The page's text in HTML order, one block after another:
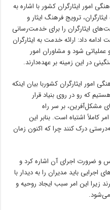
امور ایثارگران کشور با اشاره به
ترویج فرهنگ ایثار و
ایثارگران را برای خدمت‌رسانی
داد: ارائه خدمت به ایثارگران
عملیاتی شود و مشاوران امور
در این زمینه بر عهده‌دارند.
امور ایثارگران کشوربا بیان اینکه
که رو در روی بنیاد قرار
مشکل‌آفرین، بر سر راه
کاملاً اشتباه است. بنابر این
درک کنند چرا که اکنون زمان
ضرورت اجرای آن اشاره کرد و
اجرایی باید مدیران را به دیدار با
زیرا این امر سبب ایجاد روحیه و
می‌شود.